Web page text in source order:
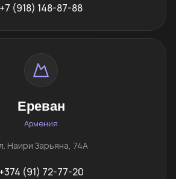
+7 (918) 148-87-88
Ереван
Армения
Наири Зарьяна, 74А
+374 (91) 72-77-20